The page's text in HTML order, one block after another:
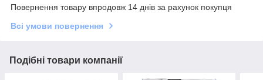
Повернення товару впродовж 14 днів за рахунок покупця
Всі умови повернення
Подібні товари компанії